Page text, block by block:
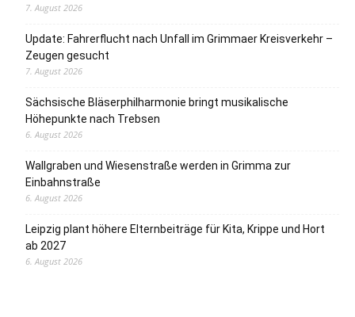
7. August 2026
Update: Fahrerflucht nach Unfall im Grimmaer Kreisverkehr –
Zeugen gesucht
7. August 2026
Sächsische Bläserphilharmonie bringt musikalische
Höhepunkte nach Trebsen
6. August 2026
Wallgraben und Wiesenstraße werden in Grimma zur
Einbahnstraße
6. August 2026
Leipzig plant höhere Elternbeiträge für Kita, Krippe und Hort
ab 2027
6. August 2026